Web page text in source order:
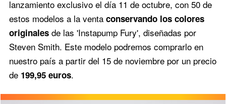
lanzamiento exclusivo el día 11 de octubre, con 50 de
estos modelos a la venta conservando los colores
originalesde las 'Instapump Fury', diseñadas por
Steven Smith. Este modelo podremos comprarlo en
nuestro país a partir del 15 de noviembre por un precio
de 199,95 euros.